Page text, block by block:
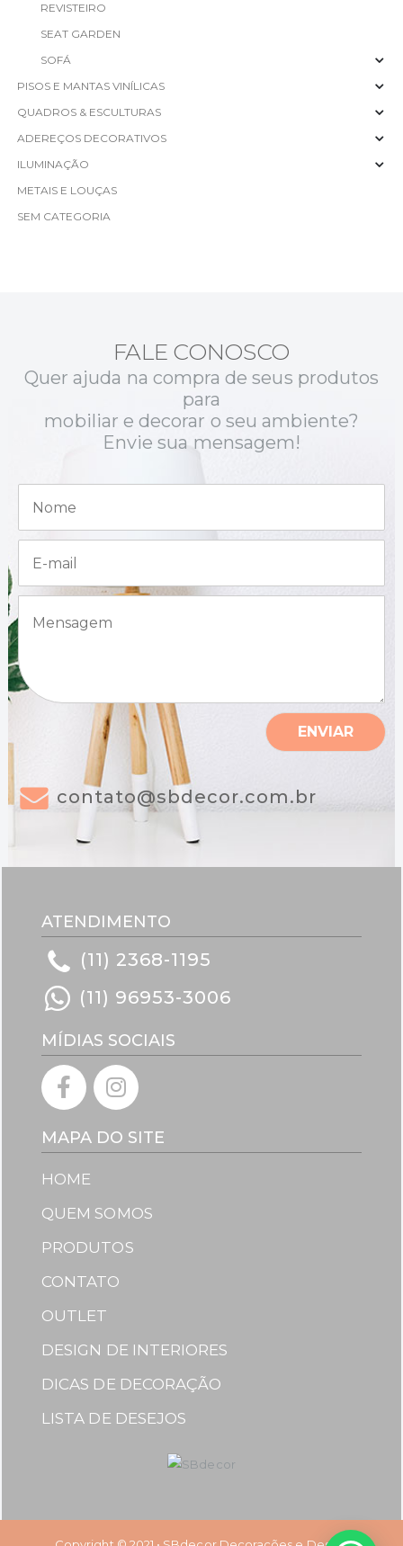
REVISTEIRO
SEAT GARDEN
SOFÁ
PISOS E MANTAS VINÍLICAS
QUADROS & ESCULTURAS
ADEREÇOS DECORATIVOS
ILUMINAÇÃO
METAIS E LOUÇAS
SEM CATEGORIA
FALE CONOSCO
Quer ajuda na compra de seus produtos
para
mobiliar e decorar o seu ambiente?
Envie sua mensagem!
m
e
m
a
i
l
*
e
n
s
a
g
ENVIAR
contato@sbdecor.com.br
ATENDIMENTO
(11) 2368-1195
(11) 96953-3006
MÍDIAS SOCIAIS
MAPA DO SITE
HOME
QUEM SOMOS
PRODUTOS
CONTATO
OUTLET
DESIGN DE INTERIORES
DICAS DE DECORAÇÃO
LISTA DE DESEJOS